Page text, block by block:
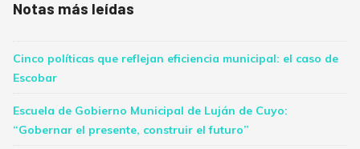
Notas más leídas
Cinco políticas que reflejan eficiencia municipal: el caso de
Escobar
Escuela de Gobierno Municipal de Luján de Cuyo:
“Gobernar el presente, construir el futuro”